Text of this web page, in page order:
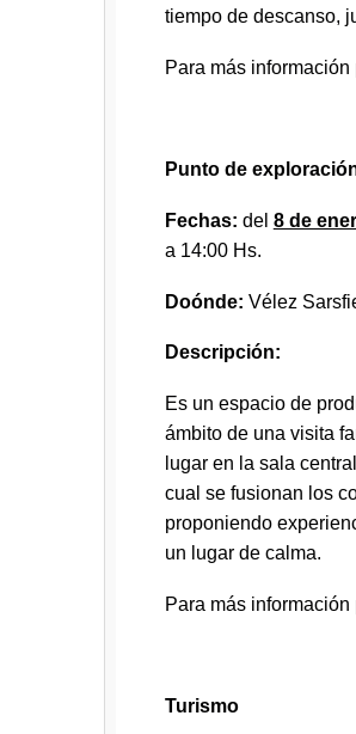
tiempo de descanso,
Para más
Punto de
Fechas: del 8 de
a 14:00 Hs.
Doónde: Vélez
Descripción:
Es un espacio de
ámbito de una visita
lugar en la sala
cual se fusionan los
proponiendo
un lugar de calma.
Para más
Turismo